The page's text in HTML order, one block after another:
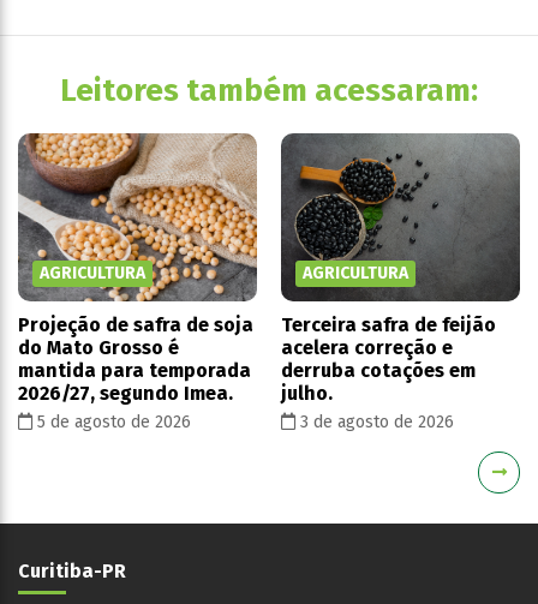
Leitores também acessaram:
AGRICULTURA
Projeção de safra de soja
do Mato Grosso é
mantida para temporada
2026/27, segundo Imea.
5 de agosto de 2026
AGRICULTURA
Terceira safra de feijão
acelera correção e
derruba cotações em
julho.
3 de agosto de 2026
Curitiba-PR